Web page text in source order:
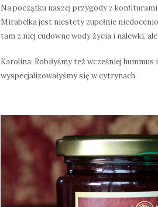
Na początku naszej przygody z
Mirabelka jest niestety zupełnie
tam z niej cudowne wody życia i nalewki,
Karolina: Robiłyśmy też wcześniej
wyspecjalizowałyśmy się w cytrynach.